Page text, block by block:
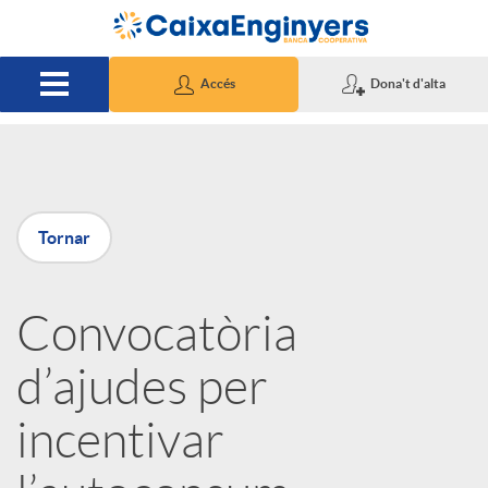
Salta al contingut principal
Accés Dona't d'alta
P
u
b
l
Tornar
Convocatòria
d’ajudes per
incentivar